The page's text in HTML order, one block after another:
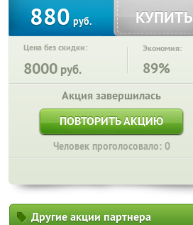
880 руб. КУПИТЬ
Цена без скидки:
8000 руб.
Экономия:
89%
Акция завершилась
ПОВТОРИТЬ АКЦИЮ
Человек проголосовало: 0
Другие акции партнера